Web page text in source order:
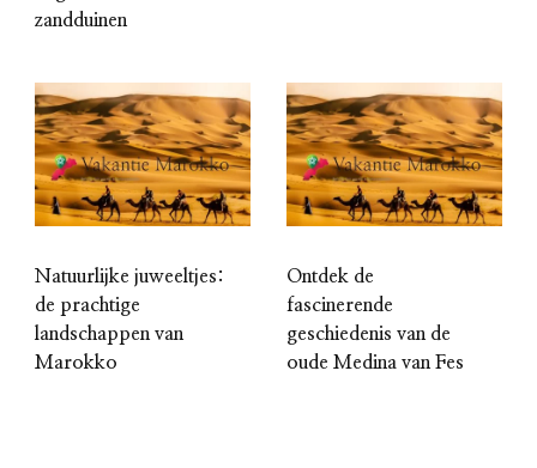
zandduinen
Natuurlijke juweeltjes:
de prachtige
landschappen van
Marokko
Ontdek de
fascinerende
geschiedenis van de
oude Medina van Fes